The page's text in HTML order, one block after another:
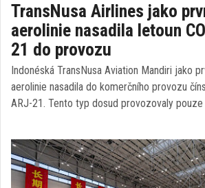
TransNusa Airlines jako
aerolinie nasadila letoun
21 do provozu
Indonéská TransNusa Aviation Mandiri jako
aerolinie nasadila do komerčního provozu
ARJ-21. Tento typ dosud provozovaly